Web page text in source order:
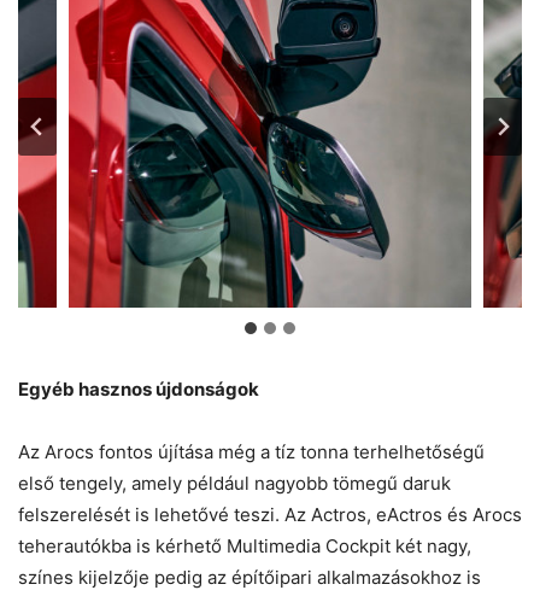
Egyéb hasznos újdonságok
Az Arocs fontos újítása még a tíz tonna terhelhetőségű
első tengely, amely például nagyobb tömegű daruk
felszerelését is lehetővé teszi. Az Actros, eActros és Arocs
teherautókba is kérhető Multimedia Cockpit két nagy,
színes kijelzője pedig az építőipari alkalmazásokhoz is